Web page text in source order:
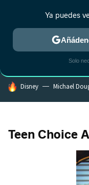
ESTRENOS
HOY SE HABLA DE
Disney Michael
Teen Choice
Ya puedes
Solo